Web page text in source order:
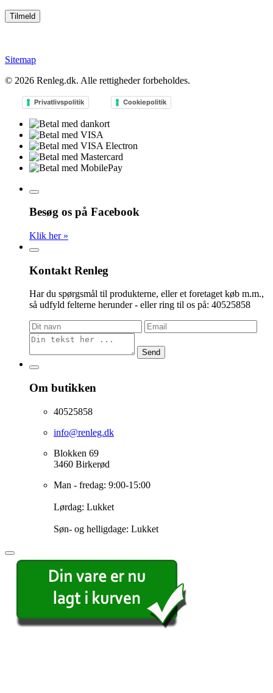
Sitemap
© 2026 Renleg.dk. Alle rettigheder forbeholdes.
Privatlivspolitik Cookiepolitik
Besøg os på Facebook
Klik her »
Kontakt Renleg
Har du spørgsmål til produkterne, eller et foretaget køb m.m.,
så udfyld felterne herunder - eller ring til os på: 40525858
Send
Om butikken
40525858
info@renleg.dk
Blokken 69
3460 Birkerød
Man - fredag: 9:00-15:00
Lørdag: Lukket
Søn- og helligdage: Lukket